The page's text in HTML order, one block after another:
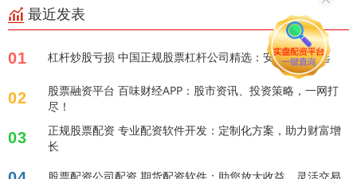
最近发表
01 杠杆炒股亏损 中国正规股票杠杆公司精选：安全可靠之选
02
股票融资平台 百味财经APP：股市资讯、投资策略，一网打
尽！
03
正规股票配资 专业配资软件开发：定制化方案，助力财富增
长